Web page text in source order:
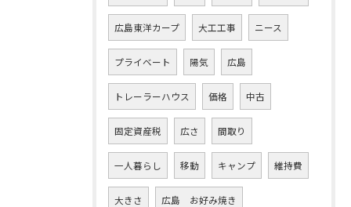
広島東洋カープ 大工工事 ニース
プライベート 陽気 広島
トレーラーハウス 価格 中古
固定資産税 広さ 間取り
一人暮らし 移動 キャンプ 維持費
大きさ 広島 お好み焼き